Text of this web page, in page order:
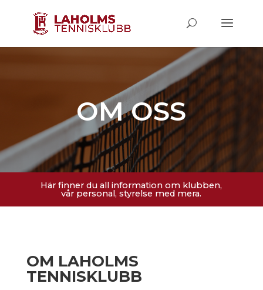
OM OSS
Här finner du all information om klubben,
vår personal, styrelse med mera.
OM LAHOLMS
TENNISKLUBB